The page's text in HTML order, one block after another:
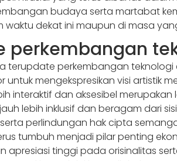
budaya serta martabat
dekat ini maupun di masa
perkembangan
terupdate perkembangan
mengekspresikan visi artistik
interaktif dan aksesibel
lebih inklusif dan beragam dari
perlindungan hak cipta
tumbuh menjadi pilar penting
tinggi pada orisinalitas